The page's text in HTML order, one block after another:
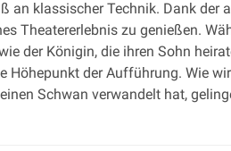
an klassischer Technik. Dank der
Theatererlebnis zu genießen.
der Königin, die ihren Sohn
Höhepunkt der Aufführung. Wie
Schwan verwandelt hat,